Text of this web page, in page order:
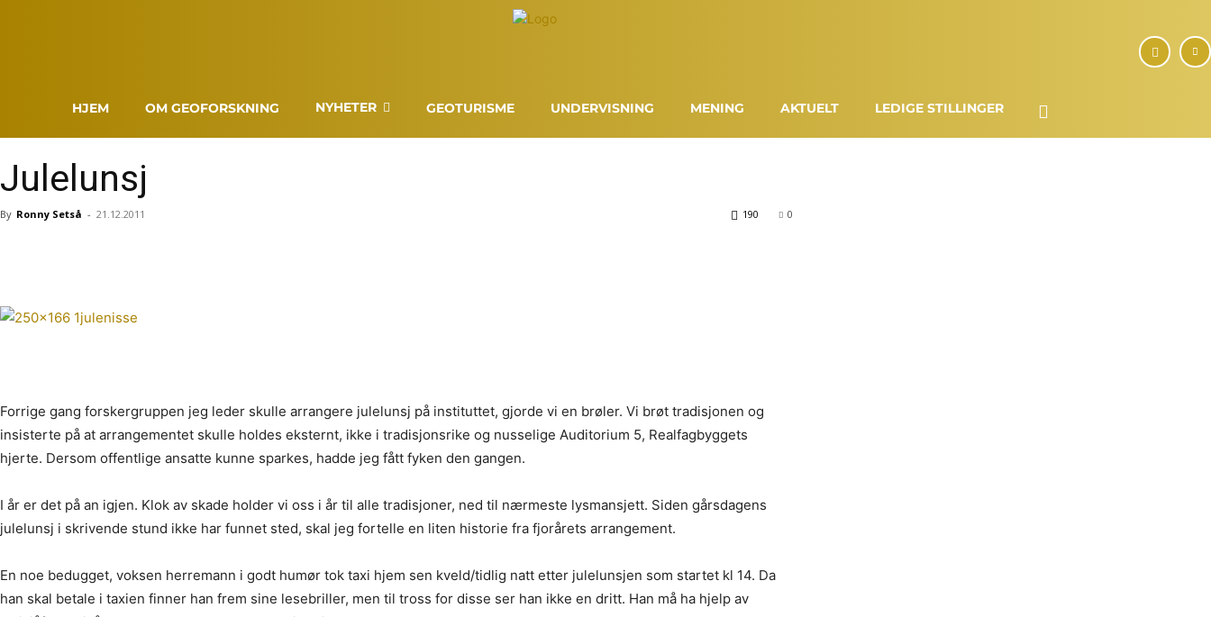
HJEM OM GEOFORSKNING NYHETER GEOTURISME UNDERVISNING MENING AKTUELT LEDIGE STILLINGER
Julelunsj
By Ronny Setså - 21.12.2011 0
190
Forrige gang forskergruppen jeg leder skulle arrangere julelunsj på instituttet, gjorde vi en brøler. Vi brøt tradisjonen og
insisterte på at arrangementet skulle holdes eksternt, ikke i tradisjonsrike og nusselige Auditorium 5, Realfagbyggets
hjerte. Dersom offentlige ansatte kunne sparkes, hadde jeg fått fyken den gangen.
I år er det på an igjen. Klok av skade holder vi oss i år til alle tradisjoner, ned til nærmeste lysmansjett. Siden gårsdagens
julelunsj i skrivende stund ikke har funnet sted, skal jeg fortelle en liten historie fra fjorårets arrangement.
En noe bedugget, voksen herremann i godt humør tok taxi hjem sen kveld/tidlig natt etter julelunsjen som startet kl 14. Da
han skal betale i taxien finner han frem sine lesebriller, men til tross for disse ser han ikke en dritt. Han må ha hjelp av